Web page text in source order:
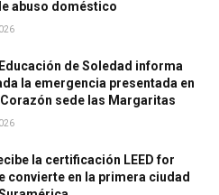
abuso doméstico
de Soledad informa
la emergencia presentada en
Corazón sede las Margaritas
la certificación LEED for
convierte en la primera ciudad